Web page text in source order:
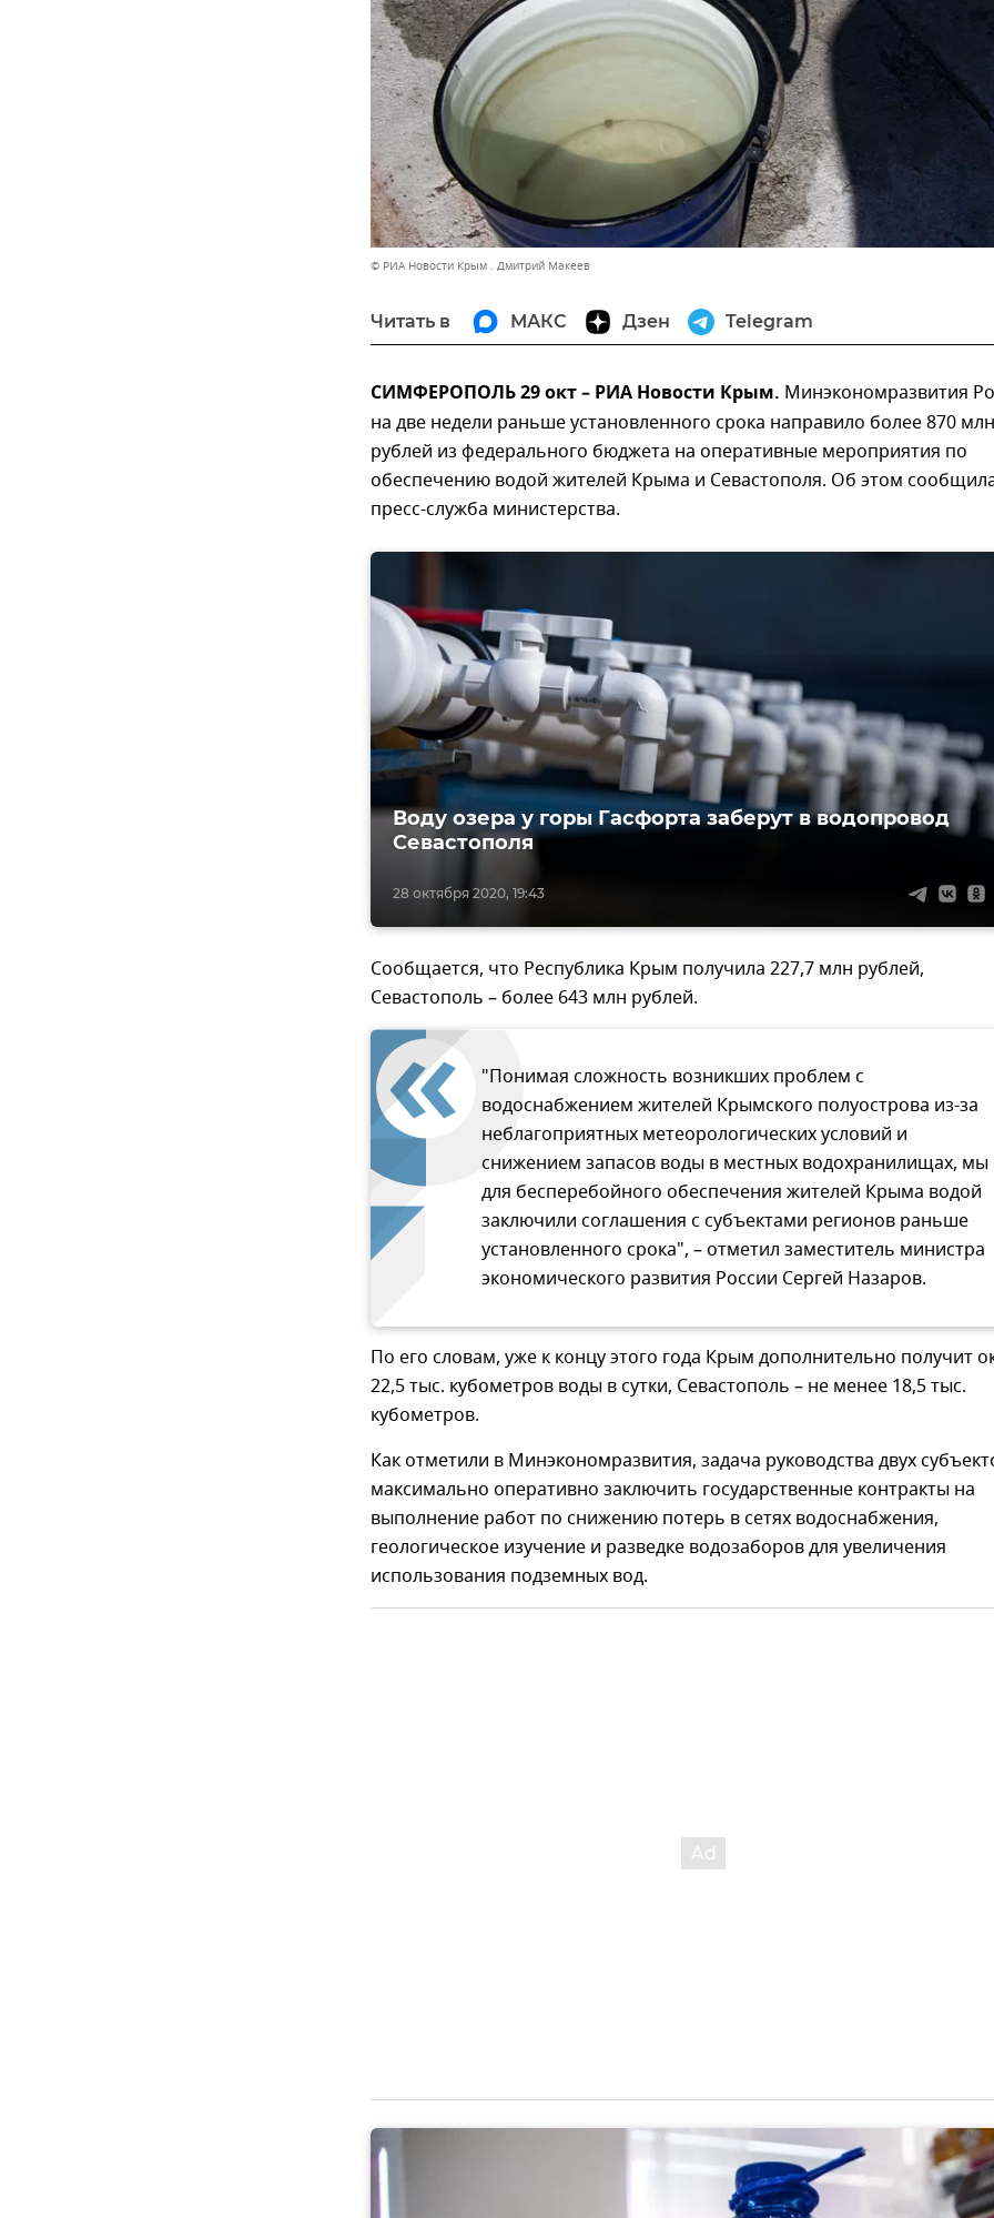
© РИА Новости Крым . Дмитрий Макеев
Читать в МАКС Дзен Telegram
СИМФЕРОПОЛЬ 29 окт – РИА Новости Крым. Минэкономразвития
на две недели раньше установленного срока направило более 870 млн
рублей из федерального бюджета на оперативные мероприятия по
обеспечению водой жителей Крыма и Севастополя. Об этом
пресс-служба министерства.
28 октября 2020, 19:43
Воду озера у горы Гасфорта заберут в водопровод
Севастополя
Сообщается, что Республика Крым получила 227,7 млн рублей,
Севастополь – более 643 млн рублей.
"Понимая сложность возникших проблем с
водоснабжением жителей Крымского полуострова из-за
неблагоприятных метеорологических условий и
снижением запасов воды в местных водохранилищах, мы
для бесперебойного обеспечения жителей Крыма водой
заключили соглашения с субъектами регионов раньше
установленного срока", – отметил заместитель министра
экономического развития России Сергей Назаров.
По его словам, уже к концу этого года Крым дополнительно получит
22,5 тыс. кубометров воды в сутки, Севастополь – не менее 18,5 тыс.
кубометров.
Как отметили в Минэкономразвития, задача руководства двух
максимально оперативно заключить государственные контракты на
выполнение работ по снижению потерь в сетях водоснабжения,
геологическое изучение и разведке водозаборов для увеличения
использования подземных вод.